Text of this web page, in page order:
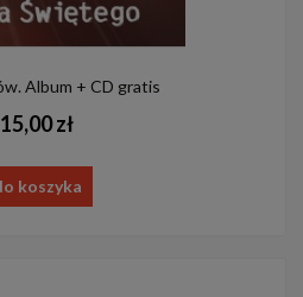
Album + CD gratis
15,00 zł
koszyka